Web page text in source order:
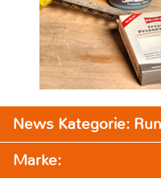
News Kategorie:
Marke: